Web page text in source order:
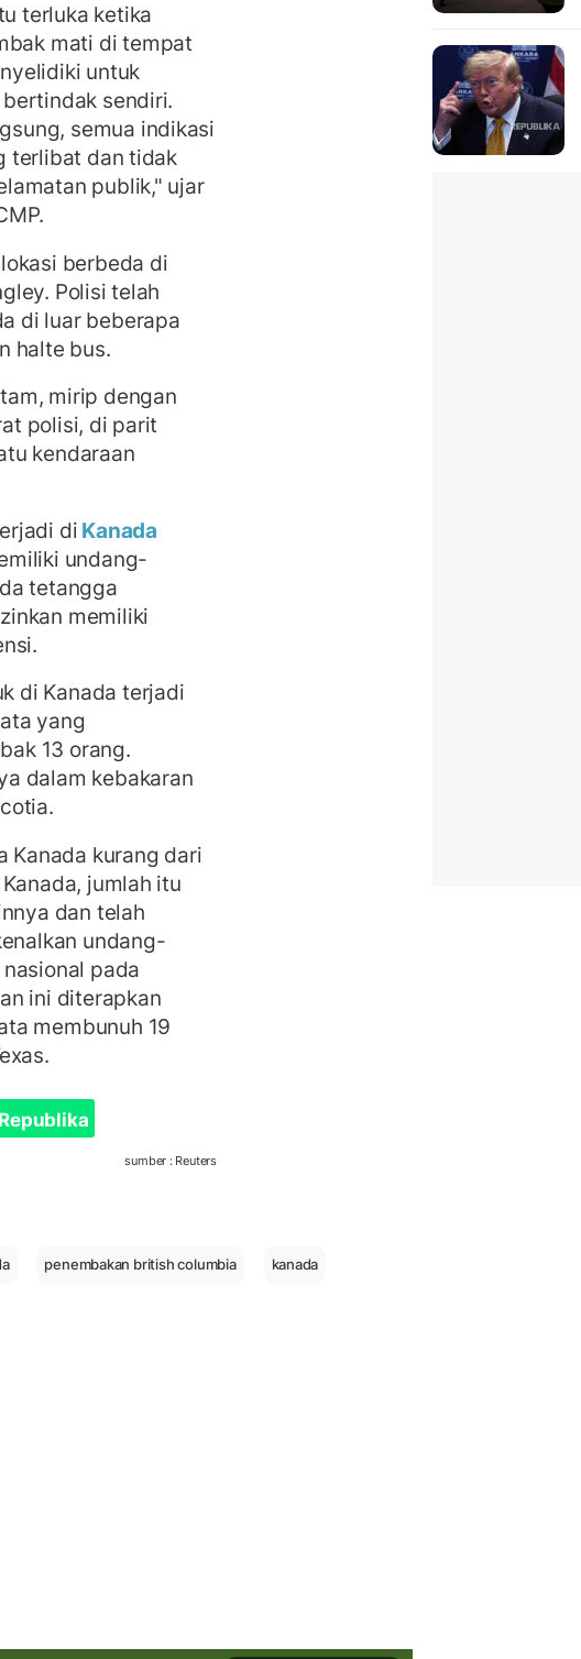
terluka ketika
mati di tempat
untuk
sendiri.
semua indikasi
terlibat dan tidak
publik," ujar
berbeda di
Polisi telah
di luar beberapa
halte bus.
mirip dengan
polisi, di parit
kendaraan
di Kanada
undang-
tetangga
memiliki
di Kanada terjadi
yang
13 orang.
dalam kebakaran
Kanada kurang dari
jumlah itu
dan telah
undang-
pada
ini diterapkan
membunuh 19
sumber : Reuters
penembakan british columbia kanada